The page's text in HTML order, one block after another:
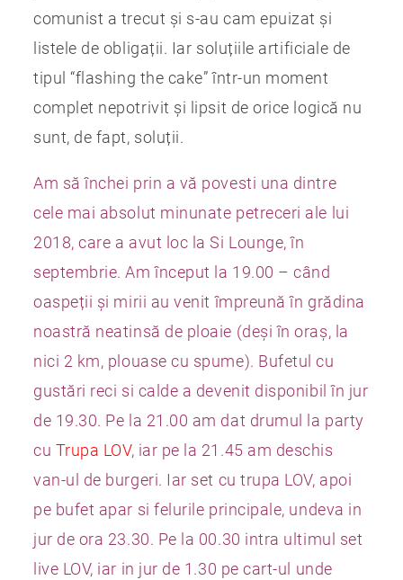
comunist a trecut și s-au cam epuizat și
listele de obligații. Iar soluțiile artificiale de
tipul “flashing the cake” într-un moment
complet nepotrivit și lipsit de orice logică nu
sunt, de fapt, soluții.
Am să închei prin a vă povesti una dintre
cele mai absolut minunate petreceri ale lui
2018, care a avut loc la Si Lounge, în
septembrie. Am început la 19.00 – când
oaspeții și mirii au venit împreună în grădina
noastră neatinsă de ploaie (deși în oraș, la
nici 2 km, plouase cu spume). Bufetul cu
gustări reci si calde a devenit disponibil în jur
de 19.30. Pe la 21.00 am dat drumul la party
cu Trupa LOV, iar pe la 21.45 am deschis
van-ul de burgeri. Iar set cu trupa LOV, apoi
pe bufet apar si felurile principale, undeva in
jur de ora 23.30. Pe la 00.30 intra ultimul set
live LOV, iar in jur de 1.30 pe cart-ul unde